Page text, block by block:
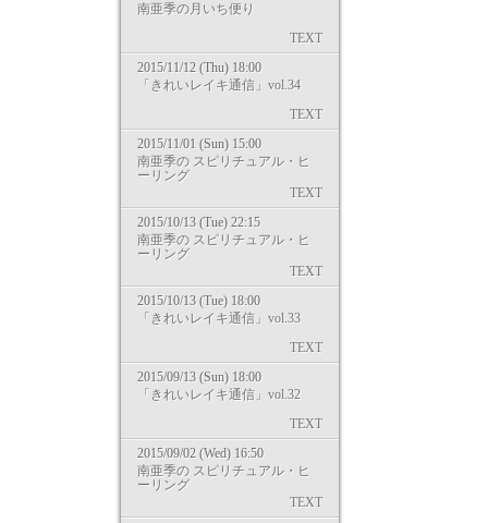
南亜季の月いち便り
TEXT
2015/11/12 (Thu) 18:00
「きれいレイキ通信」vol.34
TEXT
2015/11/01 (Sun) 15:00
南亜季の スピリチュアル・ヒ
ーリング
TEXT
2015/10/13 (Tue) 22:15
南亜季の スピリチュアル・ヒ
ーリング
TEXT
2015/10/13 (Tue) 18:00
「きれいレイキ通信」vol.33
TEXT
2015/09/13 (Sun) 18:00
「きれいレイキ通信」vol.32
TEXT
2015/09/02 (Wed) 16:50
南亜季の スピリチュアル・ヒ
ーリング
TEXT